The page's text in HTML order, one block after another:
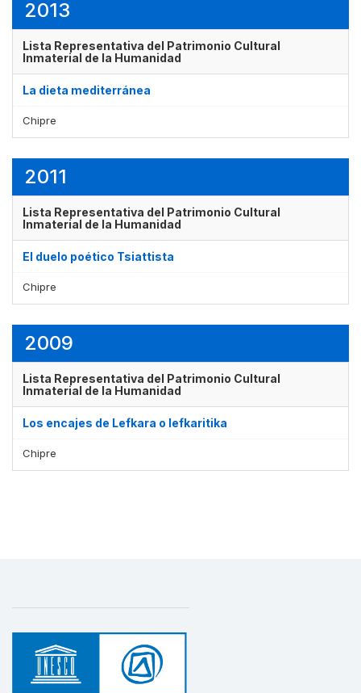
2013
Lista Representativa del Patrimonio Cultural
Inmaterial de la Humanidad
La dieta mediterránea
Chipre
2011
Lista Representativa del Patrimonio Cultural
Inmaterial de la Humanidad
El duelo poético Tsiattista
Chipre
2009
Lista Representativa del Patrimonio Cultural
Inmaterial de la Humanidad
Los encajes de Lefkara o lefkaritika
Chipre